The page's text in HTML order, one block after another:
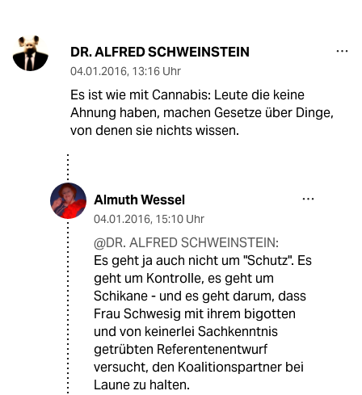
DR. ALFRED SCHWEINSTEIN
04.01.2016, 13:16 Uhr
Es ist wie mit Cannabis: Leute die keine
Ahnung haben, machen Gesetze über Dinge,
von denen sie nichts wissen.
Almuth Wessel
04.01.2016, 15:10 Uhr
@DR. ALFRED SCHWEINSTEIN:
Es geht ja auch nicht um "Schutz". Es
geht um Kontrolle, es geht um
Schikane - und es geht darum, dass
Frau Schwesig mit ihrem bigotten
und von keinerlei Sachkenntnis
getrübten Referentenentwurf
versucht, den Koalitionspartner bei
Laune zu halten.